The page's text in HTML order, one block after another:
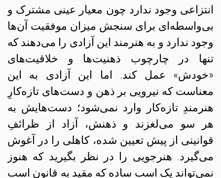
انتزاعی وجود ندارد چون معیار عینی مشترک و
بی‌واسطه‌ای برای سنجش میزان موفقیت آن‌ها
وجود ندارد و به هنرمند این آزادی را می‌دهند که
تنها در چارچوب ذهنیت‌ها و خلاقیت‌های
«خودش» عمل کند. اما این آزادی به این
معناست که نیرویی بر ذهن و دست‌های تازه‌کارِ
هنرمندِ تازه‌کار وارد نمی‌شود؛ دست‌هایش به
هر سو می‌لغزند و ذهنش، آزاد از ظرائفِ
قوانینی از پیش تعیین شده، کاهلی را در آغوش
می‌گیرد. هنرجویی را در نظر بگیرید که هنوز
نمی‌تواند یک اسبِ ساده که مقید به قانون اسب